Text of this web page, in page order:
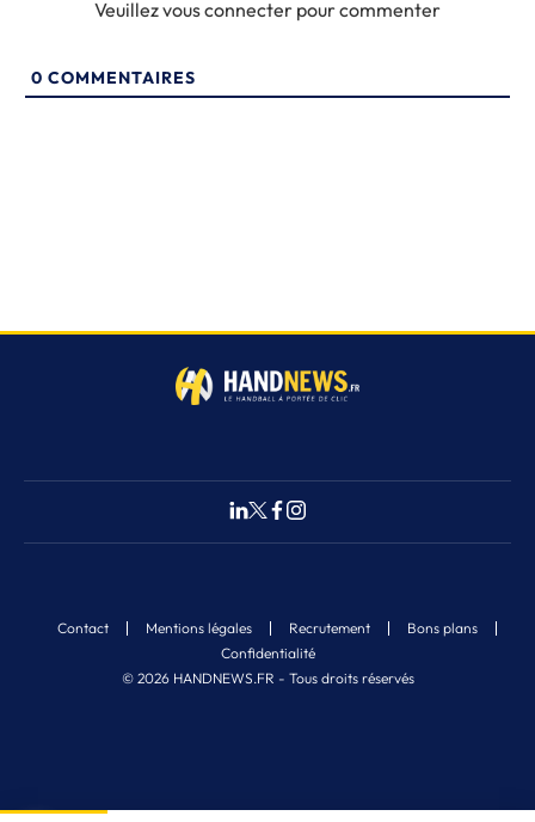
Fermer
Veuillez vous connecter pour commenter
0 COMMENTAIRES
© 2026 HANDNEWS.FR - Tous droits réservés
Contact Mentions légales Recrutement
Bons plans
Confidentialité